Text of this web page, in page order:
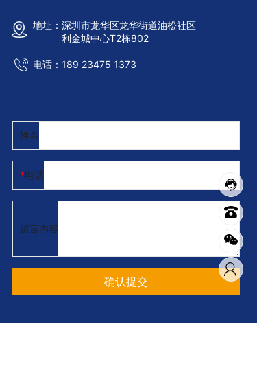
地址：深圳市龙华区龙华街道油松社区
利金城中心T2栋802
电话： 189 23475 1373
姓名
电话
留言内容
确认提交